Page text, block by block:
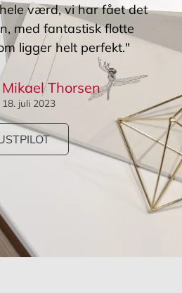
værd, vi har fået det
med fantastisk flotte
ligger helt perfekt."
Mikael Thorsen
18. juli 2023